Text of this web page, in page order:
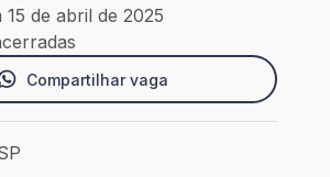
15 de abril de 2025
Compartilhar vaga
Guarujá - SP